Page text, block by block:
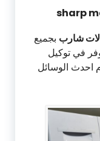
شارببجميع
في توكيل
الوسائل